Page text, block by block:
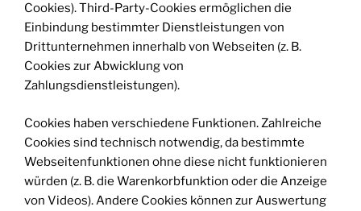
Cookies). Third-Party-Cookies ermöglichen die
Einbindung bestimmter Dienstleistungen von
Drittunternehmen innerhalb von Webseiten (z. B.
Cookies zur Abwicklung von
Zahlungsdienstleistungen).
Cookies haben verschiedene Funktionen. Zahlreiche
Cookies sind technisch notwendig, da bestimmte
Webseitenfunktionen ohne diese nicht funktionieren
würden (z. B. die Warenkorbfunktion oder die Anzeige
von Videos). Andere Cookies können zur Auswertung